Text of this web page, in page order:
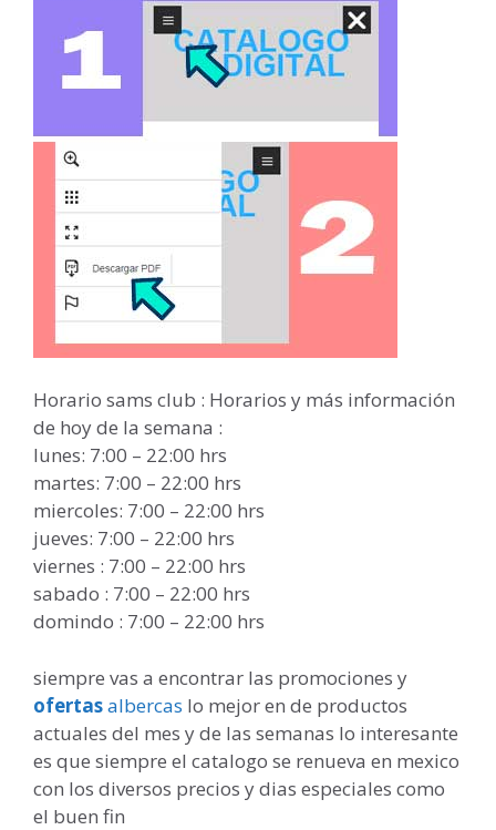
Horario sams club : Horarios y más información
de hoy de la semana :
lunes: 7:00 – 22:00 hrs
martes: 7:00 – 22:00 hrs
miercoles: 7:00 – 22:00 hrs
jueves: 7:00 – 22:00 hrs
viernes : 7:00 – 22:00 hrs
sabado : 7:00 – 22:00 hrs
domindo : 7:00 – 22:00 hrs
siempre vas a encontrar las promociones y
ofertasalbercas lo mejor en de productos
actuales del mes y de las semanas lo interesante
es que siempre el catalogo se renueva en mexico
con los diversos precios y dias especiales como
el buen fin